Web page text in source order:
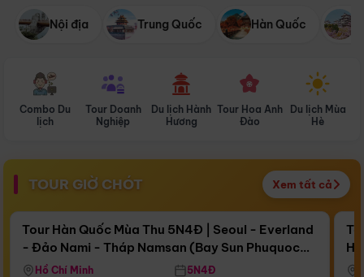
Nội địa Trung Quốc Hàn Quốc
Combo Du
lịch
Tour Doanh
Nghiệp
Du lịch Hành
Hương
Tour Hoa Anh
Đào
Du lịch Mùa
Hè
TOUR GIỜ CHÓT Xem tất cả
Còn16 ngày 08:37:00
Bay Sun Phuquoc Airways
Điểm nổi bật
Tour Hàn Quốc Mùa Thu 5N4Đ | Seoul - Everland
- Đảo Nami - Tháp Namsan (Bay Sun Phuquoc
Airways)
Hồ Chí Minh 5N4Đ